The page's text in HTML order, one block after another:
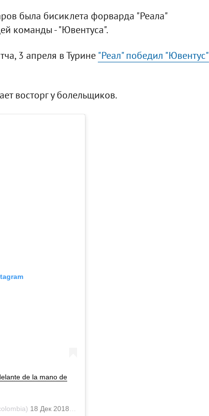
была бисиклета форварда "Реала"
команды - "Ювентуса".
3 апреля в Турине"Реал" победил "Ювентус"
восторг у болельщиков.
de la mano de
18 Дек 2018 в 10:23 PST